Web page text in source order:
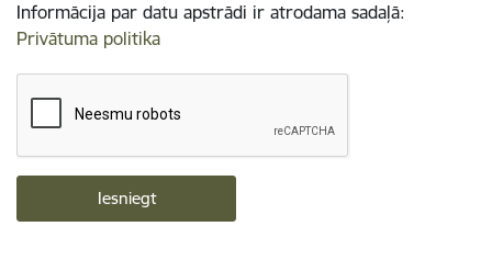
Informācija par datu apstrādi ir atrodama sadaļā:
Privātuma politika